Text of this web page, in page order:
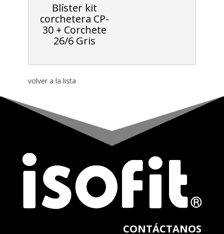
Blíster kit
corchetera CP-
30 + Corchete
26/6 Gris
volver a la lista
CONTÁCTANOS